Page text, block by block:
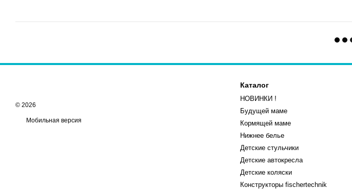
© 2026
Мобильная версия
Каталог
НОВИНКИ !
Будущей маме
Кормящей маме
Нижнее белье
Детские стульчики
Детские автокресла
Детские коляски
Конструкторы fischertechnik